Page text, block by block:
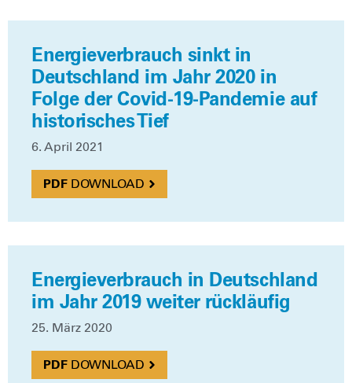
Energieverbrauch sinkt in
Deutschland im Jahr 2020 in
Folge der Covid-19-Pandemie auf
historisches Tief
6. April 2021
DOWN­LOAD
Energieverbrauch in Deutschland
im Jahr 2019 weiter rückläufig
25. März 2020
DOWN­LOAD